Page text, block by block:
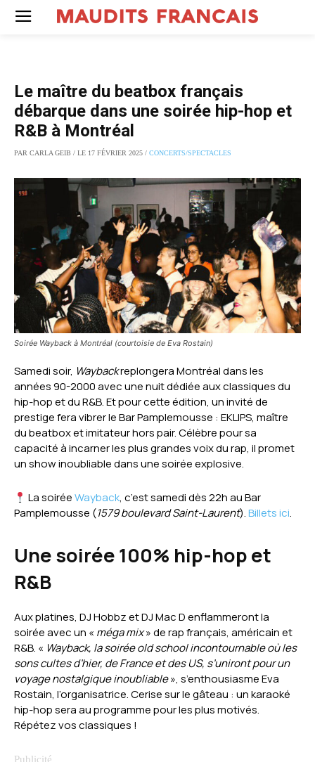
Le maître du beatbox français
débarque dans une soirée hip-hop et
R&B à Montréal
PAR CARLA GEIB / LE 17 FÉVRIER 2025 / CONCERTS/SPECTACLES
Soirée Wayback à Montréal (courtoisie de Eva Rostain)
Samedi soir, Waybackreplongera Montréal dans les
années 90-2000 avec une nuit dédiée aux classiques du
hip-hop et du R&B. Et pour cette édition, un invité de
prestige fera vibrer le Bar Pamplemousse : EKLIPS, maître
du beatbox et imitateur hors pair. Célèbre pour sa
capacité à incarner les plus grandes voix du rap, il promet
un show inoubliable dans une soirée explosive.
La soiréeWayback, c’est samedi dès 22h au Bar
Pamplemousse (1579 boulevard Saint-Laurent).Billets ici.
Une soirée 100% hip-hop et
R&B
Aux platines, DJ Hobbz et DJ Mac D enflammeront la
soirée avec un « méga mix» de rap français, américain et
R&B. « Wayback, la soirée old school incontournable où les
sons cultes d’hier, de France et des US, s’uniront pour un
voyage nostalgique inoubliable», s’enthousiasme Eva
Rostain, l’organisatrice. Cerise sur le gâteau : un karaoké
hip-hop sera au programme pour les plus motivés.
Répétez vos classiques !